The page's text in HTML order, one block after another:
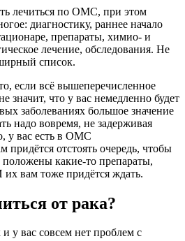
лечиться по ОМС, при этом
диагностику, раннее начало
препараты, химио- и
лечение, обследования. Не
список.
если всё вышеперечисленное
что у вас немедленно будет
заболеваниях большое значение
надо вовремя, не задерживая
у вас есть в ОМС
придётся отстоять очередь, чтобы
какие‑то препараты,
вам тоже придётся ждать.
от рака?
у вас совсем нет проблем с